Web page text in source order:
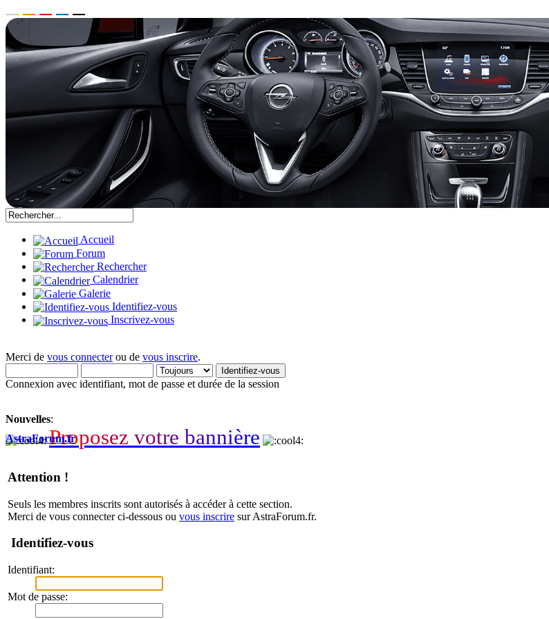
Accueil
Forum
Rechercher
Calendrier
Galerie
Identifiez-vous
Inscrivez-vous
Merci de vous connecterou de vous inscrire.
Connexion avec identifiant, mot de passe et durée de la session
Nouvelles:
Proposez votre bannière
AstraForum.fr
Attention !
Seuls les membres inscrits sont autorisés à accéder à cette section.
Merci de vous connecter ci-dessous ou vous inscrire sur AstraForum.fr.
Identifiez-vous
Identifiant:
Mot de passe: